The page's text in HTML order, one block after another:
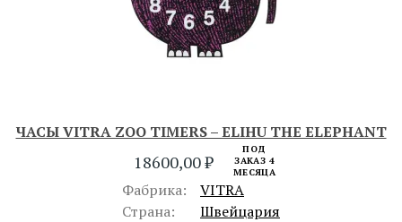
ЧАСЫ VITRA ZOO TIMERS – ELIHU THE ELEPHANT
18600,00₽
ПОД
ЗАКАЗ 4
МЕСЯЦА
Фабрика:
VITRA
Страна:
Швейцария